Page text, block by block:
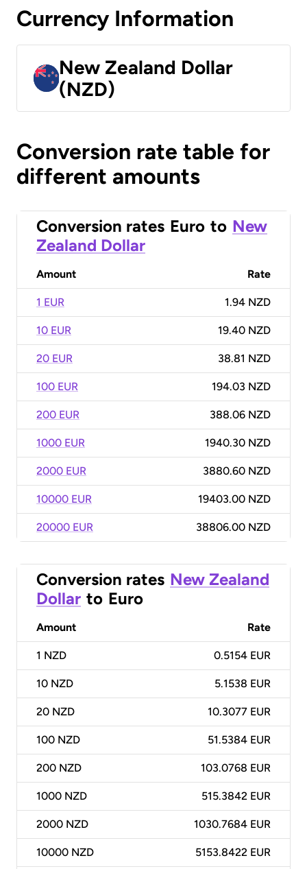
Currency Information
New Zealand Dollar
(NZD)
Conversion rate table for
different amounts
Conversion rates Euro to New
Zealand Dollar
Amount Rate
1 EUR 1.94 NZD
10 EUR 19.40 NZD
20 EUR 38.81 NZD
100 EUR 194.03 NZD
200 EUR 388.06 NZD
1000 EUR 1940.30 NZD
2000 EUR 3880.60 NZD
10000 EUR 19403.00 NZD
20000 EUR 38806.00 NZD
Conversion rates New Zealand
Dollar to Euro
Amount Rate
1 NZD 0.5154 EUR
10 NZD 5.1538 EUR
20 NZD 10.3077 EUR
100 NZD 51.5384 EUR
200 NZD 103.0768 EUR
1000 NZD 515.3842 EUR
2000 NZD 1030.7684 EUR
10000 NZD 5153.8422 EUR